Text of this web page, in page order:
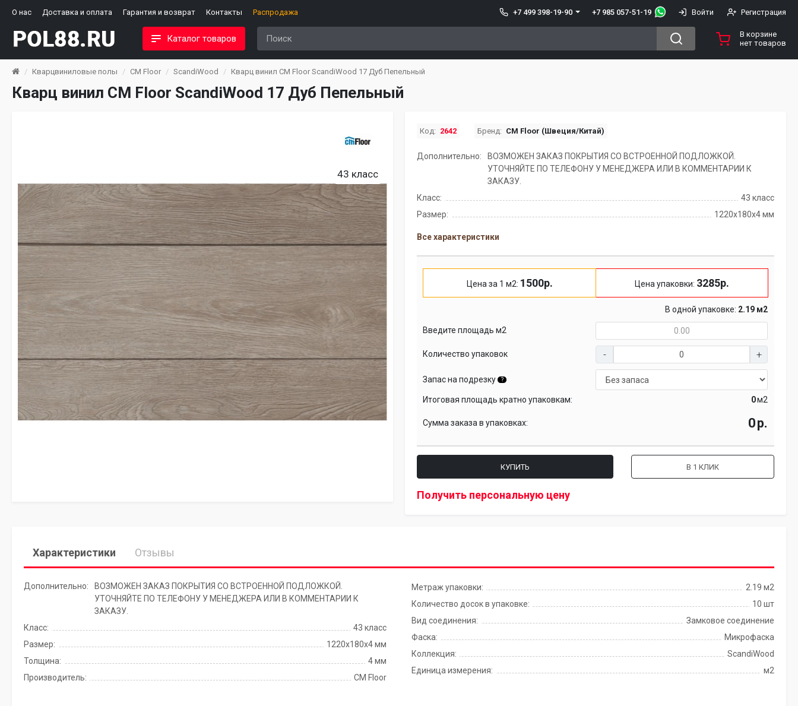
О нас Доставка и оплата Гарантия и возврат Контакты Распродажа +7 499 398-19-90 +7 985 057-51-19 Войти Регистрация
Каталог товаров
В корзине
нет товаров
Кварцвиниловые полы CM Floor ScandiWood Кварц винил CM Floor ScandiWood 17 Дуб Пепельный
Кварц винил CM Floor ScandiWood 17 Дуб Пепельный
43 класс
Код: 2642 Бренд: CM Floor (Швеция/Китай)
Дополнительно:
ВОЗМОЖЕН ЗАКАЗ ПОКРЫТИЯ СО ВСТРОЕННОЙ ПОДЛОЖКОЙ.
УТОЧНЯЙТЕ ПО ТЕЛЕФОНУ У МЕНЕДЖЕРА ИЛИ В КОММЕНТАРИИ К
ЗАКАЗУ.
Класс:
43 класс
Размер:
1220х180х4 мм
Все характеристики
Цена за 1 м2: 1500р. Цена упаковки: 3285р.
В одной упаковке: 2.19 м2
Введите площадь м2
Количество упаковок
Запас на подрезку ?
Итоговая площадь кратно упаковкам: м2
Сумма заказа в упаковках: р.
КУПИТЬ В 1 КЛИК
Получить персональную цену
Характеристики Отзывы
Дополнительно:
ВОЗМОЖЕН ЗАКАЗ ПОКРЫТИЯ СО ВСТРОЕННОЙ ПОДЛОЖКОЙ.
УТОЧНЯЙТЕ ПО ТЕЛЕФОНУ У МЕНЕДЖЕРА ИЛИ В КОММЕНТАРИИ К
ЗАКАЗУ.
Класс:
43 класс
Размер:
1220х180х4 мм
Толщина:
4 мм
Производитель:
CM Floor
Метраж упаковки:
2.19 м2
Количество досок в упаковке:
10 шт
Вид соединения:
Замковое соединение
Фаска:
Микрофаска
Коллекция:
ScandiWood
Единица измерения:
м2